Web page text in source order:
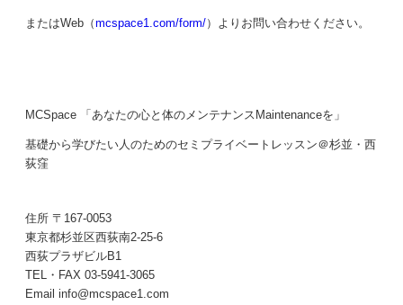
またはWeb（mcspace1.com/form/）よりお問い合わせください。
MCSpace 「あなたの心と体のメンテナンスMaintenanceを」
基礎から学びたい人のためのセミプライベートレッスン＠杉並・西
荻窪
住所 〒167-0053
東京都杉並区西荻南2-25-6
西荻プラザビルB1
TEL・FAX 03-5941-3065
Email info@mcspace1.com